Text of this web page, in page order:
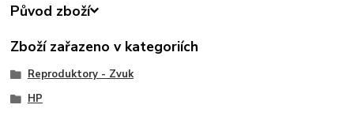
Původ zboží
Zboží zařazeno v kategoriích
Reproduktory - Zvuk
HP